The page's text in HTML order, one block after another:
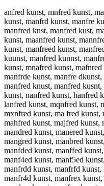
anfred kunst, mnfred kunst,
kunst, manfrd kunst, manfre
manfred knst, manfred kust,
kunst, maanfred kunst,
kunst, manfreed kunst,
kuunst, manfred kunnst,
kunst, mnafred kunst,
manfrde kunst, manfre
manfred knust, manfred
kunst, nanfred kunst, hanfred
lanfred kunst, mqnfred kunst,
mxnfred kunst, ma fred kunst,
mahfred kunst, majfred kunst,
mandred kunst, manered
mangred kunst, manbred
manfded kunst, manffed
manf4ed kunst, manf5ed
manfrdd kunst, manfrfd
manfr4d kunst, manfrex